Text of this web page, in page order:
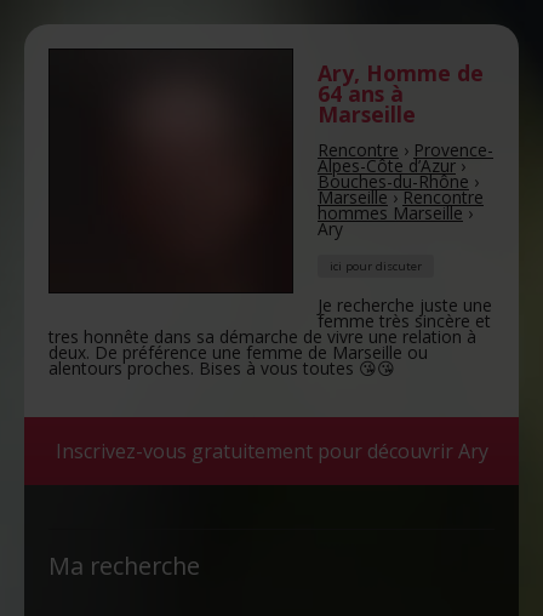
Ary, Homme de
64 ans à
Marseille
Rencontre › Provence-
Alpes-Côte d’Azur›
Bouches-du-Rhône ›
Marseille›Rencontre
hommes Marseille›
Ary
ici pour discuter
Je recherche juste une
femme très sincère et
tres honnête dans sa démarche de vivre une relation à
deux. De préférence une femme de Marseille ou
alentours proches. Bises à vous toutes 😘😘
Inscrivez-vous gratuitement pour découvrir Ary
Ma recherche